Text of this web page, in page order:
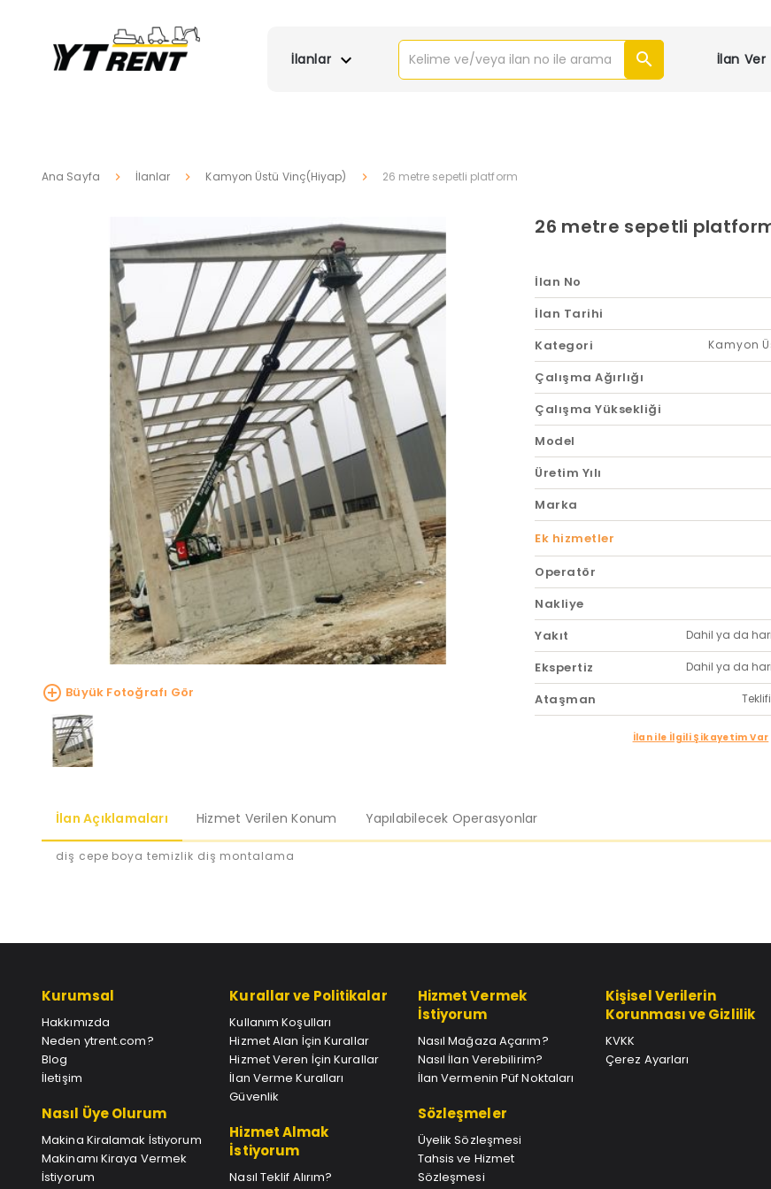
İlanlar İlan Ver
Ana Sayfa İlanlar Kamyon Üstü Vinç(Hiyap) 26 metre sepetli platform
Büyük Fotoğrafı Gör
26 metre sepetli
İlan No
İlan Tarihi
Kategori Kamyon
Çalışma Ağırlığı
Çalışma Yüksekliği
Model
Üretim Yılı
Marka
Ek hizmetler
Operatör
Nakliye
Yakıt Dahil ya da
Ekspertiz Dahil ya da
Ataşman
İlan ile İlgili Şikayetim Var
İlan Açıklamaları Hizmet Verilen Konum Yapılabilecek Operasyonlar
diş cepe boya temizlik diş montalama
Kurumsal
Hakkımızda
Neden ytrent.com?
Blog
İletişim
Nasıl Üye Olurum
Makina Kiralamak İstiyorum
Makinamı Kiraya Vermek
İstiyorum
Kurallar ve Politikalar
Kullanım Koşulları
Hizmet Alan İçin Kurallar
Hizmet Veren İçin Kurallar
İlan Verme Kuralları
Güvenlik
Hizmet Almak
İstiyorum
Nasıl Teklif Alırım?
Hizmet Vermek
İstiyorum
Nasıl Mağaza Açarım?
Nasıl İlan Verebilirim?
İlan Vermenin Püf Noktaları
Sözleşmeler
Üyelik Sözleşmesi
Tahsis ve Hizmet
Sözleşmesi
Kişisel Verilerin
Korunması ve Gizlilik
KVKK
Çerez Ayarları